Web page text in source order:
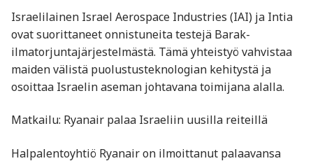
Israelilainen Israel Aerospace Industries (IAI) ja Intia
ovat suorittaneet onnistuneita testejä Barak-
ilmatorjuntajärjestelmästä. Tämä yhteistyö vahvistaa
maiden välistä puolustusteknologian kehitystä ja
osoittaa Israelin aseman johtavana toimijana alalla. ​
Matkailu: Ryanair palaa Israeliin uusilla reiteillä
Halpalentoyhtiö Ryanair on ilmoittanut palaavansa